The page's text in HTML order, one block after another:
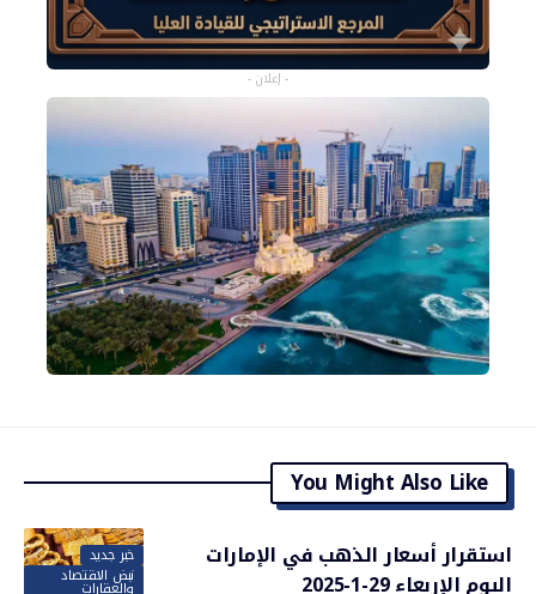
- إعلان -
You Might Also Like
خبر جديد
نبض الاقتصاد
استقرار أسعار الذهب في الإمارات
اليوم الإربعاء 29-1-2025